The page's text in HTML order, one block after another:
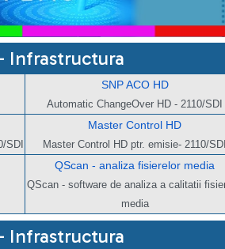
Infrastructura
SNP ACO HD
Automatic ChangeOver HD - 2110/SDI
SDI
Master Control HD
Master Control HD ptr. emisie- 2110/SDI
QScan - analiza fisierelor media
QScan - software de analiza a calitatii
media
Infrastructura